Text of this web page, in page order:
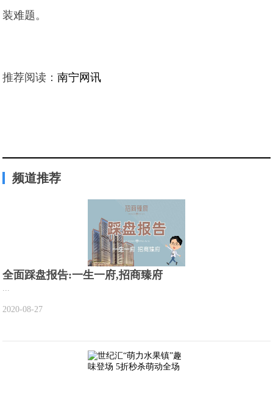
装难题。
推荐阅读：南宁网讯
频道推荐
全面踩盘报告:一生一府,招商臻府
2020-08-27